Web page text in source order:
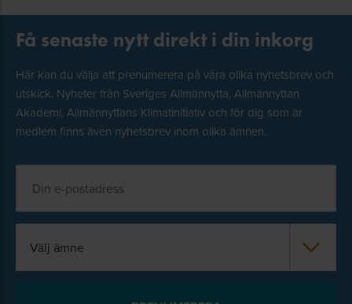
Få senaste nytt direkt i din inkorg
Här kan du välja att prenumerera på våra olika nyhetsbrev och
utskick. Nyheter från Sveriges Allmännytta, Allmännyttan
Akademi, Allmännyttans Klimatinitiativ och för dig som är
medlem finns även nyhetsbrev inom olika ämnen.
Välj ämne